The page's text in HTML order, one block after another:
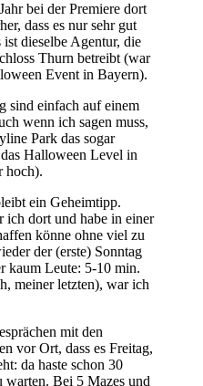
bei der Premiere dort
dass es nur sehr gut
dieselbe Agentur, die
Thurn betreibt (war
Event in Bayern).
sind einfach auf einem
wenn ich sagen muss,
Park das sogar
Halloween Level in
hoch).
ein Geheimtipp.
ich dort und habe in einer
könne ohne viel zu
der (erste) Sonntag
kaum Leute: 5-10 min.
meiner letzten), war ich
mit den
vor Ort, dass es Freitag,
da haste schon 30
warten. Bei 5 Mazes und